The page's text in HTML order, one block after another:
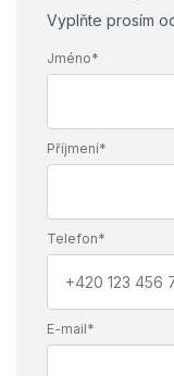
Vyplňte prosím
Jméno*
Příjmení*
Telefon*
E-mail*